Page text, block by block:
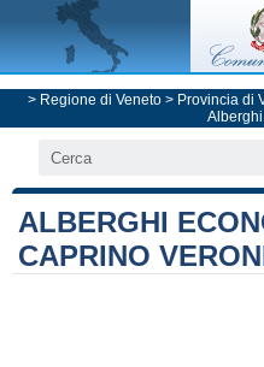
> Regione di Veneto > Provincia di
ALBERGHI
CAPRINO